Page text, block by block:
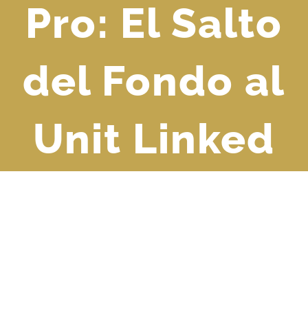
Pro: El Salto
del Fondo al
Unit Linked